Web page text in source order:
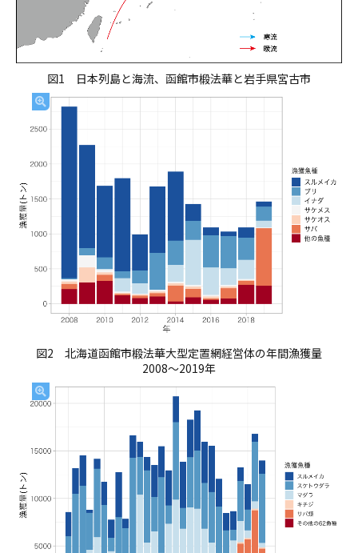
図1 日本列島と海流、函館市椴法華と岩手県宮古市
図2 北海道函館市椴法華大型定置網経営体の年間漁獲量
2008〜2019年